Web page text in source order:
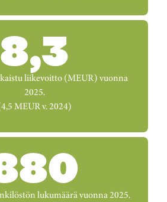
8,3
liikevoitto (MEUR) vuonna
2025.
MEUR v. 2024)
lukumäärä vuonna 2025.